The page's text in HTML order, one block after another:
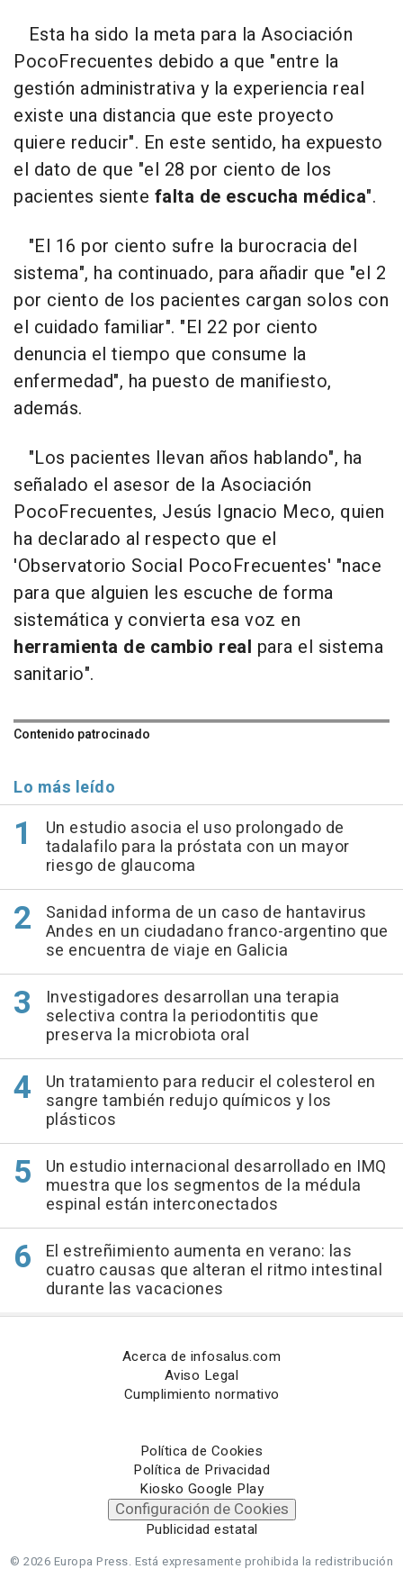
Esta ha sido la meta para la Asociación
PocoFrecuentes debido a que "entre la
gestión administrativa y la experiencia real
existe una distancia que este proyecto
quiere reducir". En este sentido, ha expuesto
el dato de que "el 28 por ciento de los
pacientes siente falta de escucha médica".
"El 16 por ciento sufre la burocracia del
sistema", ha continuado, para añadir que "el 2
por ciento de los pacientes cargan solos con
el cuidado familiar". "El 22 por ciento
denuncia el tiempo que consume la
enfermedad", ha puesto de manifiesto,
además.
"Los pacientes llevan años hablando", ha
señalado el asesor de la Asociación
PocoFrecuentes, Jesús Ignacio Meco, quien
ha declarado al respecto que el
'Observatorio Social PocoFrecuentes' "nace
para que alguien les escuche de forma
sistemática y convierta esa voz en
herramienta de cambio real para el sistema
sanitario".
Contenido patrocinado
Lo más leído
Un estudio asocia el uso prolongado de
tadalafilo para la próstata con un mayor
riesgo de glaucoma
Sanidad informa de un caso de hantavirus
Andes en un ciudadano franco-argentino que
se encuentra de viaje en Galicia
Investigadores desarrollan una terapia
selectiva contra la periodontitis que
preserva la microbiota oral
Un tratamiento para reducir el colesterol en
sangre también redujo químicos y los
plásticos
Un estudio internacional desarrollado en IMQ
muestra que los segmentos de la médula
espinal están interconectados
El estreñimiento aumenta en verano: las
cuatro causas que alteran el ritmo intestinal
durante las vacaciones
Acerca de infosalus.com
Aviso Legal
Cumplimiento normativo
Política de Cookies
Política de Privacidad
Kiosko Google Play
Configuración de Cookies
Publicidad estatal
© 2026 Europa Press. Está expresamente prohibida la redistribución